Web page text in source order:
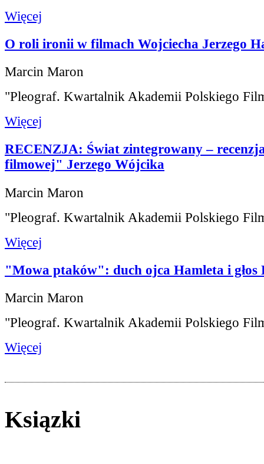
Więcej
O roli ironii w filmach Wojciecha Jerzego
Marcin Maron
"Pleograf. Kwartalnik Akademii Polskiego
Więcej
RECENZJA: Świat zintegrowany –
filmowej" Jerzego Wójcika
Marcin Maron
"Pleograf. Kwartalnik Akademii Polskiego
Więcej
"Mowa ptaków": duch ojca Hamleta i głos
Marcin Maron
"Pleograf. Kwartalnik Akademii Polskiego
Więcej
Ksiązki